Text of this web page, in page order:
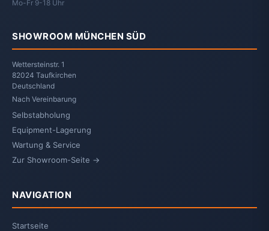
Mo-Fr 9-18 Uhr
SHOWROOM MÜNCHEN SÜD
Wettersteinstr. 1
82024 Taufkirchen
Deutschland
Nach Vereinbarung
Selbstabholung
Equipment-Lagerung
Wartung & Service
Zur Showroom-Seite →
NAVIGATION
Startseite